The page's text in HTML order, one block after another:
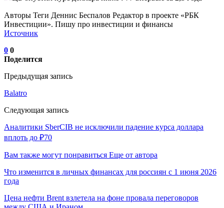
Авторы Теги Деннис Беспалов Редактор в проекте «РБК
Инвестиции». Пишу про инвестиции и финансы
Источник
0 0
Поделится
Предыдущая запись
Balatro
Следующая запись
Аналитики SberCIB не исключили падение курса доллара
вплоть до ₽70
Вам также могут понравиться Еще от автора
Что изменится в личных финансах для россиян с 1 июня 2026
года
Цена нефти Brent взлетела на фоне провала переговоров